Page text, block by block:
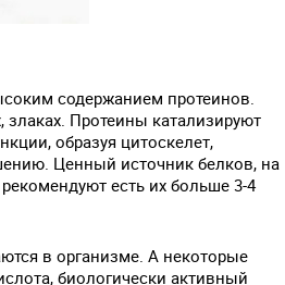
содержанием протеинов.
Протеины катализируют
образуя цитоскелет,
Ценный источник белков, на
есть их больше 3-4
в организме. А некоторые
биологически активный